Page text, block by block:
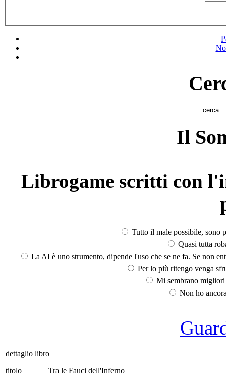
Il
Librogame scritti con
Tutto il male possibile, sono
Quasi tutta
La AI è uno strumento, dipende l'uso che se ne fa. Se non
Per lo più ritengo venga
Mi sembrano
Non ho
dettaglio libro
titolo
Tra le Fauci dell'Inferno